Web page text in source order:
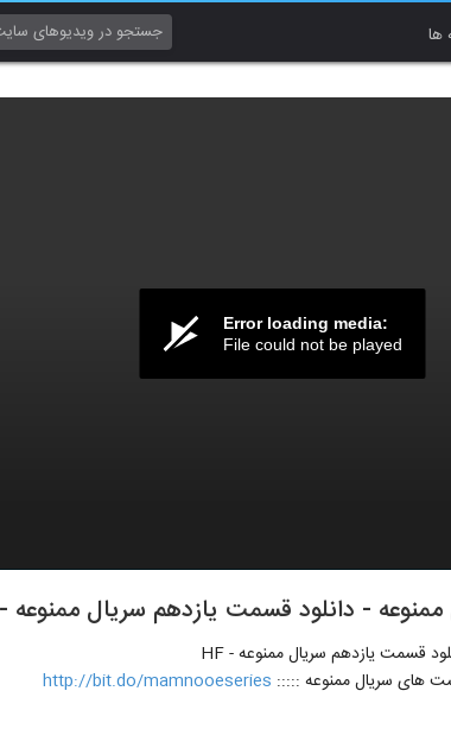
ها
Error loading media:
File could not be played
های سریال ممنوعه ::::: http://bit.do/mamnooeseries